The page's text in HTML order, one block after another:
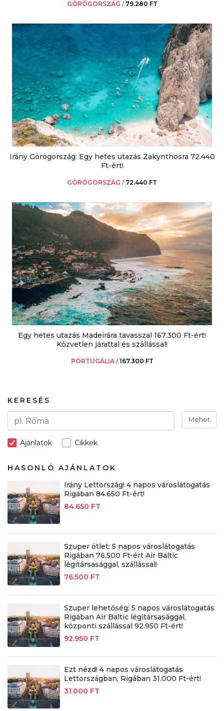
GÖRÖGORSZÁG / 79.280 FT
Irány Görögország: Egy hetes utazás Zakynthosra 72.440
Ft-ért!
GÖRÖGORSZÁG / 72.440 FT
Egy hetes utazás Madeirára tavasszal 167.300 Ft-ért!
Közvetlen járattal és szállással!
PORTUGÁLIA /167.300 FT
KERESÉS
Mehet
Ajánlatok Cikkek
HASONLÓ AJÁNLATOK
Irány Lettország! 4 napos városlátogatás
Rigában 84.650 Ft-ért!
84.650 FT
Szuper ötlet: 5 napos városlátogatás
Rigában 76.500 Ft-ért Air Baltic
légitársasággal, szállással!
76.500 FT
Szuper lehetőség: 5 napos városlátogatás
Rigában Air Baltic légitársasággal,
központi szállással 92.950 Ft-ért!
92.950 FT
Ezt nézd! 4 napos városlátogatás
Lettországban, Rigában 31.000 Ft-ért!
31.000 FT